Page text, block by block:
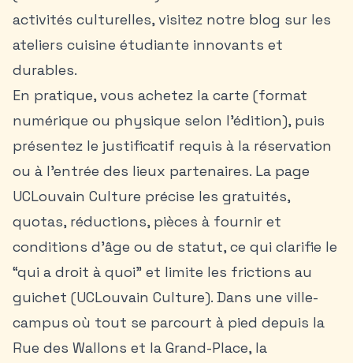
activités culturelles, visitez notre blog sur les
ateliers cuisine étudiante innovants et
durables.
En pratique, vous achetez la carte (format
numérique ou physique selon l’édition), puis
présentez le justificatif requis à la réservation
ou à l’entrée des lieux partenaires. La page
UCLouvain Culture précise les gratuités,
quotas, réductions, pièces à fournir et
conditions d’âge ou de statut, ce qui clarifie le
“qui a droit à quoi” et limite les frictions au
guichet (UCLouvain Culture). Dans une ville-
campus où tout se parcourt à pied depuis la
Rue des Wallons et la Grand-Place, la